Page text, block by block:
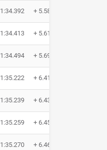
1:34.392 + 5.589
1:34.413 + 5.610
1:34.494 + 5.691
1:35.222 + 6.419
1:35.239 + 6.436
1:35.259 + 6.456
1:35.270 + 6.467